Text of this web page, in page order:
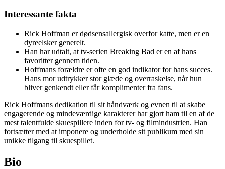
Interessante fakta
Rick Hoffman er dødsensallergisk overfor katte, men er en
dyreelsker generelt.
Han har udtalt, at tv-serien Breaking Bad er en af hans
favoritter gennem tiden.
Hoffmans forældre er ofte en god indikator for hans succes.
Hans mor udtrykker stor glæde og overraskelse, når hun
bliver genkendt eller får komplimenter fra fans.
Rick Hoffmans dedikation til sit håndværk og evnen til at skabe
engagerende og mindeværdige karakterer har gjort ham til en af de
mest talentfulde skuespillere inden for tv- og filmindustrien. Han
fortsætter med at imponere og underholde sit publikum med sin
unikke tilgang til skuespillet.
Bio